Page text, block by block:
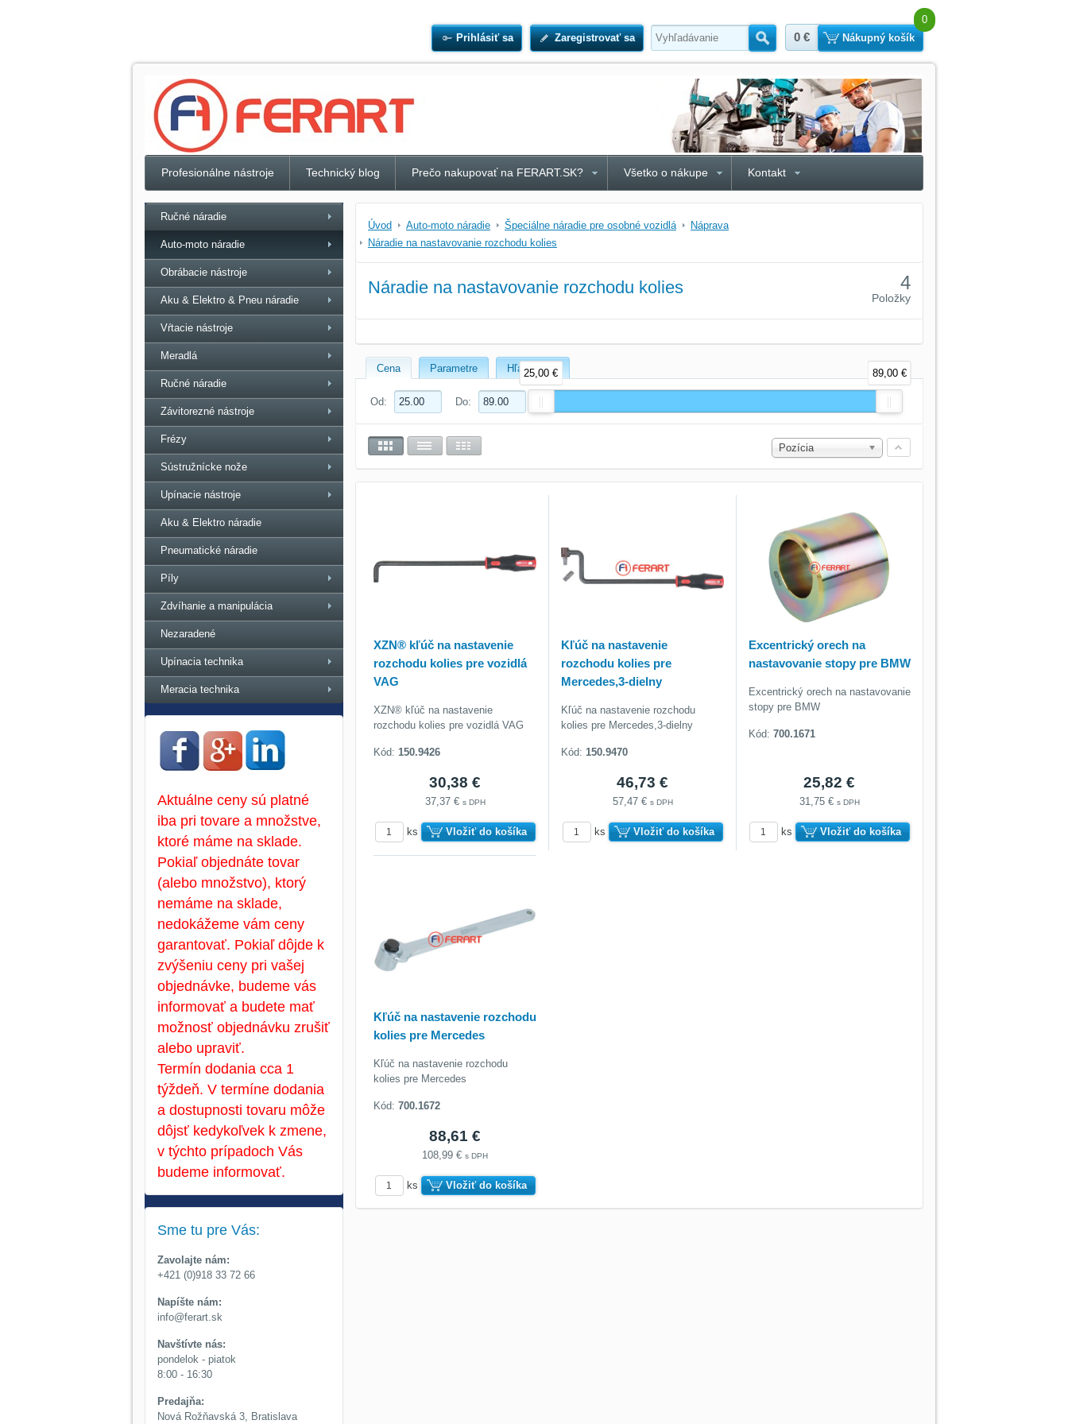
Prihlásiť sa Zaregistrovať sa Hľadať
0 €
0
Nákupný košík
Profesionálne nástroje Technický blog Prečo nakupovať na FERART.SK? Všetko o nákupe Kontakt
Úvod Auto-moto náradie Špeciálne náradie pre osobné vozidlá
Náprava
Náradie na nastavovanie rozchodu kolies
Náradie na nastavovanie rozchodu kolies 4
Položky
Cena Parametre Hľadať text
Od: Do:
25,00 € 89,00 €
Pozícia
XZN® kľúč na nastavenie
rozchodu kolies pre vozidlá
VAG
XZN® kľúč na nastavenie
rozchodu kolies pre vozidlá VAG
Kód: 150.9426
30,38 €
37,37 € s DPH
ks Vložiť do košíka
Kľúč na nastavenie
rozchodu kolies pre
Mercedes,3-dielny
Kľúč na nastavenie rozchodu
kolies pre Mercedes,3-dielny
Kód: 150.9470
46,73 €
57,47 € s DPH
ks Vložiť do košíka
Excentrický orech na
nastavovanie stopy pre BMW
Excentrický orech na nastavovanie
stopy pre BMW
Kód: 700.1671
25,82 €
31,75 € s DPH
ks Vložiť do košíka
Kľúč na nastavenie rozchodu
kolies pre Mercedes
Kľúč na nastavenie rozchodu
kolies pre Mercedes
Kód:700.1672
88,61 €
108,99 €s DPH
ks Vložiť do košíka
Ručné náradie
Auto-moto náradie
Obrábacie nástroje
Aku & Elektro & Pneu náradie
Vŕtacie nástroje
Meradlá
Ručné náradie
Závitorezné nástroje
Frézy
Sústružnícke nože
Upínacie nástroje
Aku & Elektro náradie
Pneumatické náradie
Píly
Zdvíhanie a manipulácia
Nezaradené
Upínacia technika
Meracia technika
Aktuálne ceny sú platné
iba pri tovare a množstve,
ktoré máme na sklade.
Pokiaľ objednáte tovar
(alebo množstvo), ktorý
nemáme na sklade,
nedokážeme vám ceny
garantovať. Pokiaľ dôjde k
zvýšeniu ceny pri vašej
objednávke, budeme vás
informovať a budete mať
možnosť objednávku zrušiť
alebo upraviť.
Termín dodania cca 1
týždeň. V termíne dodania
a dostupnosti tovaru môže
dôjsť kedykoľvek k zmene,
v týchto prípadoch Vás
budeme informovať.
Sme tu pre Vás:
Zavolajte nám:
+421 (0)918 33 72 66
Napíšte nám:
info@ferart.sk
Navštívte nás:
pondelok - piatok
8:00 - 16:30
Predajňa:
Nová Rožňavská 3, Bratislava